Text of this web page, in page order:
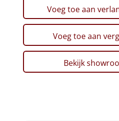
Voeg toe aan
Voeg toe aan
Bekijk